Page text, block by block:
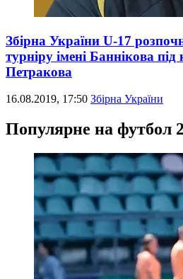
Збірна України U-17
турніру імені Баннікова
Петракова
16.08.2019, 17:50 Збірна України
Популярне на футбол